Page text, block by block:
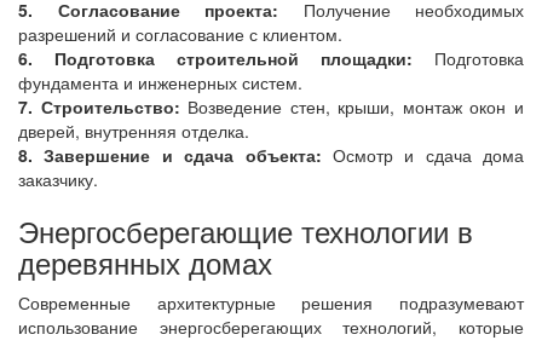
5. Согласование проекта: Получение необходимых
разрешений и согласование с клиентом.
6. Подготовка строительной площадки: Подготовка
фундамента и инженерных систем.
7. Строительство: Возведение стен, крыши, монтаж окон и
дверей, внутренняя отделка.
8. Завершение и сдача объекта: Осмотр и сдача дома
заказчику.
Энергосберегающие технологии в
деревянных домах
Современные архитектурные решения подразумевают
использование энергосберегающих технологий, которые